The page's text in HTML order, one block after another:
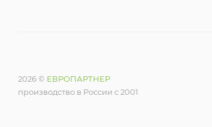
2026 © ЕВРОПАРТНЕР
производство в России с 2001